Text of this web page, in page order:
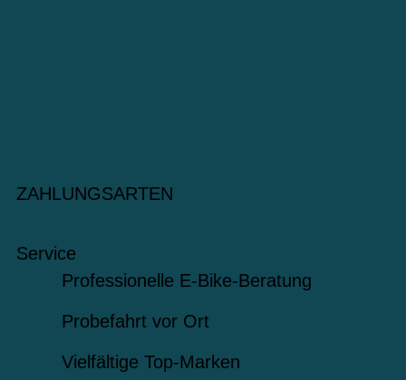
ZAHLUNGSARTEN
Service
Professionelle E-Bike-Beratung
Probefahrt vor Ort
Vielfältige Top-Marken